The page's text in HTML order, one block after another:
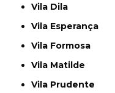
Vila Dila
Vila Esperança
Vila Formosa
Vila Matilde
Vila Prudente